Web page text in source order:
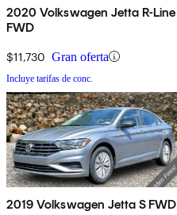
2020 Volkswagen Jetta R-Line
FWD
$11,730 Gran oferta
Incluye tarifas de conc.
2019 Volkswagen Jetta S FWD